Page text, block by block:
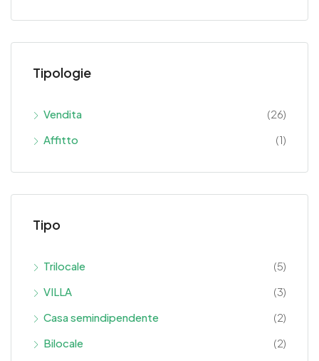
Tipologie
Vendita
(26)
Affitto
(1)
Tipo
Trilocale
(5)
VILLA
(3)
Casa semindipendente
(2)
Bilocale
(2)